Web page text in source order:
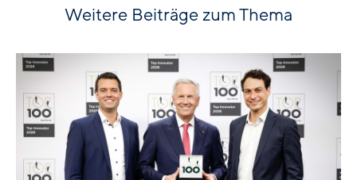
Weitere Beiträge zum Thema